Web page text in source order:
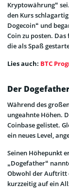
Kryptowährung“
den Kurs
Dogecoin“ und
Coin zu posten.
die als Spaß
Lies auch: BTC
Der
Während des
ungeahnte Höhen.
Coinbase gelistet.
ein neues Level,
Seinen Höhepunkt
„Dogefather“
Obwohl der Auftritt
kurzzeitig auf ein